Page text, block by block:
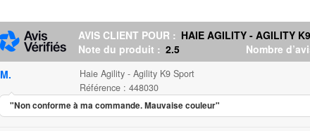
AVIS CLIENT POUR : HAIE AGILITY - AGILITY
Note du produit : 2.5 Nombre
M.
Haie Agility - Agility K9 Sport
Référence : 448030
"Non conforme à ma commande. Mauvaise couleur"